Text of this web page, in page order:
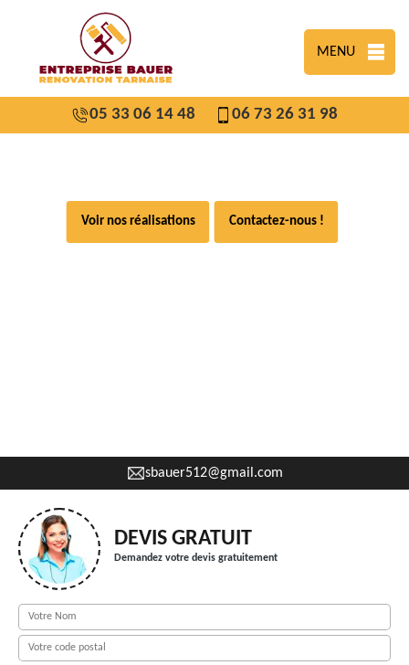
MENU
05 33 06 14 48 06 73 26 31 98
Voir nos réalisations Contactez-nous !
sbauer512@gmail.com
DEVIS GRATUIT
Demandez votre devis gratuitement